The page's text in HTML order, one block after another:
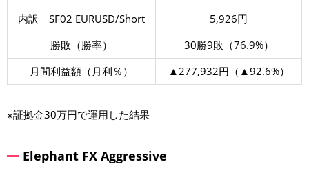
内訳 SF02 EURUSD/Short
5,926円
勝敗（勝率）
30勝9敗（76.9%）
月間利益額（月利％）
▲277,932円（▲92.6%）
※証拠金30万円で運用した結果
Elephant FX Aggressive